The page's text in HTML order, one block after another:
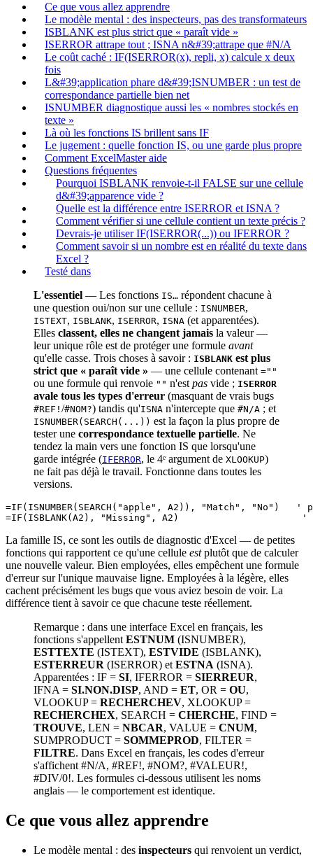
Ce que vous allez apprendre
Le modèle mental : des inspecteurs, pas des transformateurs
ISBLANK est plus strict que « paraît vide »
ISERROR attrape tout ; ISNA n&#39;attrape que #N/A
Le coût caché : IF(ISERROR(x), repli, x) calcule x deux
fois
L&#39;application phare d&#39;ISNUMBER : un test de
correspondance partielle bien net
ISNUMBER diagnostique aussi les « nombres stockés en
texte »
Là où les fonctions IS brillent sans IF
Le jugement : quelle fonction IS, ou une garde plus propre
Comment ExcelMaster aide
Questions fréquentes
Pourquoi ISBLANK renvoie-t-il FALSE sur une cellule
d&#39;apparence vide ?
Quelle est la différence entre ISERROR et ISNA ?
Comment vérifier si une cellule contient un texte précis ?
Devrais-je utiliser IF(ISERROR(...)) ou IFERROR ?
Comment savoir si un nombre est en réalité du texte dans
Excel ?
Testé dans
L'essentiel — Les fonctions IS… répondent chacune à
une question oui/non sur une cellule : ISNUMBER,
ISTEXT, ISBLANK, ISERROR, ISNA (et apparentées).
Elles classent, elles ne changent jamais la valeur —
leur unique rôle est de protéger une formule avant
qu'elle casse. Trois choses à savoir : ISBLANK est plus
strict que « paraît vide » — une cellule contenant =""
ou une formule qui renvoie "" n'est pas vide ; ISERROR
avale tous les types d'erreur (masquant de vrais bugs
#REF! /#NOM?) tandis qu'ISNA n'intercepte que #N/A ; et
ISNUMBER(SEARCH(...)) est la façon la plus propre de
tester une correspondance textuelle partielle. Ne
tendez la main vers une fonction IS que lorsqu'une
garde intégrée (IFERROR, le 4ᵉ argument de XLOOKUP)
ne fait pas déjà le travail. Fonctionne dans toutes les
versions.
=IF(ISNUMBER(SEARCH("apple", A2)), "Match", "No")
La famille IS, ce sont les outils de diagnostic d'Excel — de petites
fonctions qui rapportent ce qu'une cellule estplutôt que de calculer
une nouvelle valeur. Bien employées, elles empêchent une formule
d'erreur sur l'unique mauvaise ligne. Employées à la légère, elles
cachent précisément les bugs que vous aviez besoin de voir. La
différence tient à savoir ce que chacune teste réellement.
Remarque : dans une interface Excel en français, les
fonctions s'appellent ESTNUM (ISNUMBER),
ESTTEXTE (ISTEXT), ESTVIDE (ISBLANK),
ESTERREUR (ISERROR) et ESTNA (ISNA).
Apparentées : IF = SI, IFERROR = SIERREUR,
IFNA = SI.NON.DISP, AND = ET, OR = OU,
VLOOKUP = RECHERCHEV, XLOOKUP =
RECHERCHEX, SEARCH = CHERCHE, FIND =
TROUVE, LEN = NBCAR, VALUE = CNUM,
SUMPRODUCT = SOMMEPROD, FILTER =
FILTRE. Dans Excel en français, les codes d'erreur
s'affichent #N/A, #REF!, #NOM?, #VALEUR!,
#DIV/0!. Les formules ci-dessous utilisent les noms
anglais — le comportement est identique.
Ce que vous allez apprendre
Le modèle mental : des inspecteurs qui renvoient un verdict,